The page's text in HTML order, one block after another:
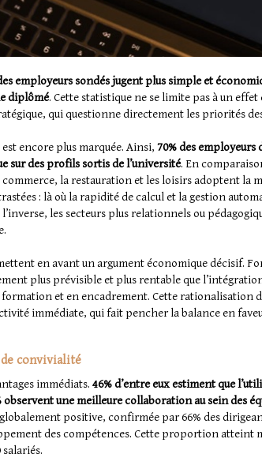
employeurs sondés jugent plus simple et
diplômé. Cette statistique ne se limite pas à un effet
qui questionne directement les priorités
encore plus marquée. Ainsi, 70% des employeurs
sur des profils sortis de l’université. En
commerce, la restauration et les loisirs adoptent la
: là où la rapidité de calcul et la gestion
les secteurs plus relationnels ou
en avant un argument économique décisif.
plus prévisible et plus rentable que
et en encadrement. Cette rationalisation
immédiate, qui fait pencher la balance en
convivialité
immédiats. 46% d’entre eux estiment que
observent une meilleure collaboration au sein des
positive, confirmée par 66% des
des compétences. Cette proportion atteint